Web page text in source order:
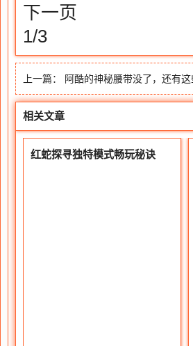
下一页
1/3
上一篇： 阿酷的神秘腰带没了，还有
相关文章
红蛇探寻独特模式畅玩秘诀